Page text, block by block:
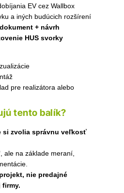
EV cez Wallbox
a iných budúcich rozšírení
+ návrh
HUS svorky
pre realizátora alebo
tento balík?
si zvolia správnu veľkosť
ale na základe meraní,
nie predajné
firmy.